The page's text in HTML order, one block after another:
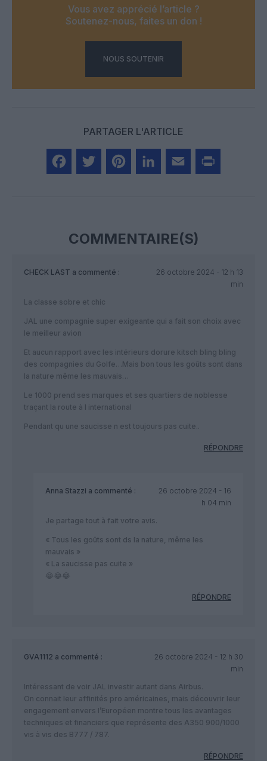
Vous avez apprécié l’article ?
Soutenez-nous, faites un don !
NOUS SOUTENIR
PARTAGER L'ARTICLE
COMMENTAIRE(S)
CHECK LAST a commenté :
26 octobre 2024 - 12 h 13
min
La classe sobre et chic
JAL une compagnie super exigeante qui a fait son choix avec
le meilleur avion
Et aucun rapport avec les intérieurs dorure kitsch bling bling
des compagnies du Golfe…Mais bon tous les goûts sont dans
la nature même les mauvais…
Le 1000 prend ses marques et ses quartiers de noblesse
traçant la route à l international
Pendant qu une saucisse n est toujours pas cuite..
RÉPONDRE
Anna Stazzi a commenté :
26 octobre 2024 - 16
h 04 min
Je partage tout à fait votre avis.
« Tous les goûts sont ds la nature, même les
mauvais »
« La saucisse pas cuite »
😂😂😂
RÉPONDRE
GVA1112 a commenté :
26 octobre 2024 - 12 h 30
min
Intéressant de voir JAL investir autant dans Airbus.
On connait leur affinités pro américaines, mais découvrir leur
engagement envers l’Européen montre tous les avantages
techniques et financiers que représente des A350 900/1000
vis à vis des B777 / 787.
RÉPONDRE